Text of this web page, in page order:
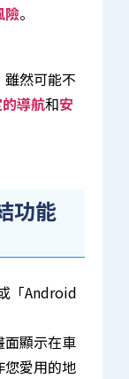
險。
然可能不
導航和安
功能
「Android
面顯示在車
您愛用的地